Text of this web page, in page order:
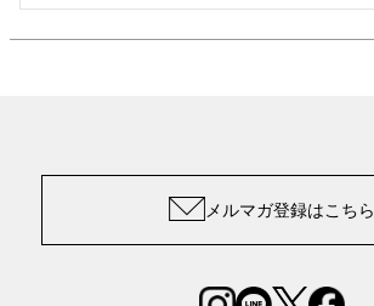
メルマガ登録はこちら